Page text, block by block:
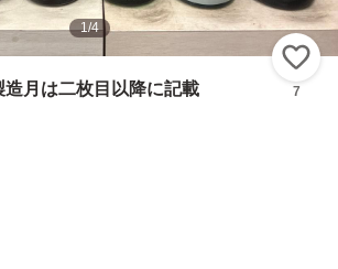
1/4
月は二枚目以降に記載 7